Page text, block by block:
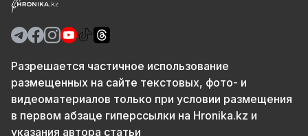
Разрешается частичное использование
размещенных на сайте текстовых, фото- и
видеоматериалов только при условии размещения
в первом абзаце гиперссылки на Hronika.kz и
указания автора статьи